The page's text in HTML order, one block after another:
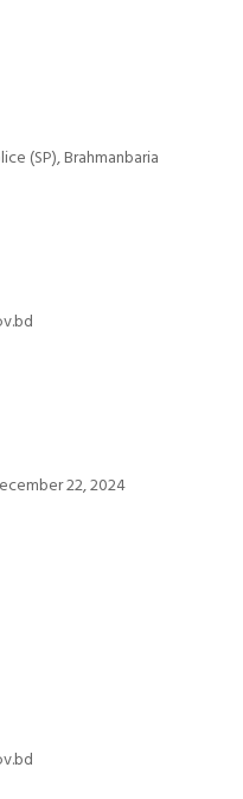
(SP), Brahmanbaria
22, 2024